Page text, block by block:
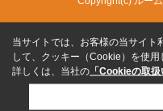
当サイトでは、お客様の当サイト
して、クッキー（Cookie）を使用
詳しくは、当社の 「Cookieの取扱